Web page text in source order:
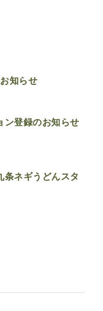
知らせ
ン登録のお知らせ
条ネギうどんスタ